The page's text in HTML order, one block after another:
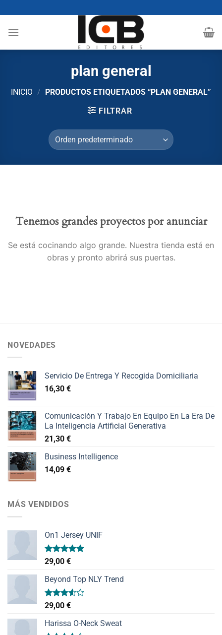
al
contenido
plan general
INICIO /
PRODUCTOS ETIQUETADOS “PLAN GENERAL”
FILTRAR
Tenemos grandes proyectos por anunciar
Se está cocinando algo grande. Nuestra tienda está en
obras y pronto abrirá sus puertas.
NOVEDADES
Servicio De Entrega Y Recogida Domiciliaria
16,30 €
Comunicación Y Trabajo En Equipo En La Era De
La Inteligencia Artificial Generativa
21,30 €
Business Intelligence
14,09 €
MÁS VENDIDOS
On1 Jersey UNIF
Valorado
con
de 5
29,00 €
Beyond Top NLY Trend
Valorado
con
3.50de
5
29,00 €
Harissa O-Neck Sweat